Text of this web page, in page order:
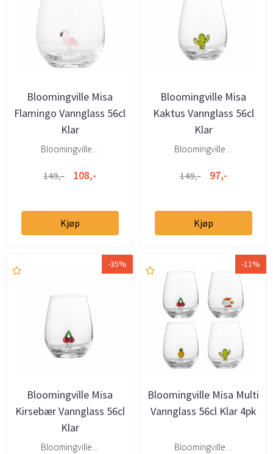
Bloomingville Misa
Flamingo Vannglass 56cl
Klar
Bloomingville ...
149,- 108,-
Kjøp
Bloomingville Misa
Kaktus Vannglass 56cl
Klar
Bloomingville ...
149,- 97,-
Kjøp
-35%
Bloomingville Misa
Kirsebær Vannglass 56cl
Klar
Bloomingville ...
-11%
Bloomingville Misa Multi
Vannglass 56cl Klar 4pk
Bloomingville ...